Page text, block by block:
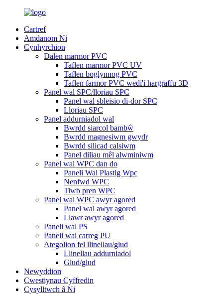
Cartref
Amdanom Ni
Cynhyrchion
Dalen marmor PVC
Taflen marmor PVC UV
Taflen boglynnog PVC
Taflen farmor PVC wedi'i hargraffu 3D
Panel wal SPC/lloriau SPC
Panel wal sbleisio di-dor SPC
Lloriau SPC
Panel addurniadol wal
Bwrdd siarcol bambŵ
Bwrdd magnesiwm gwydr
Bwrdd silicad calsiwm
Panel diliau mêl alwminiwm
Panel wal WPC dan do
Paneli Wal Plastig Wpc
Nenfwd WPC
Tiwb pren WPC
Panel wal WPC awyr agored
Panel wal awyr agored
Llawr awyr agored
Paneli wal PS
Paneli wal carreg PU
Ategolion fel llinellau/glud
Llinellau addurniadol
Glud/glud
Newyddion
Cwestiynau Cyffredin
Cysylltwch â Ni